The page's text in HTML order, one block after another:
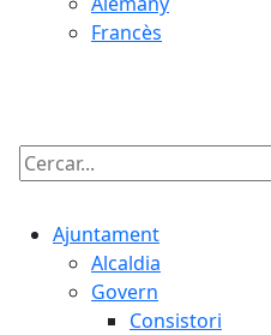
Francès
Cercar:
Ajuntament
Alcaldia
Govern
Consistori